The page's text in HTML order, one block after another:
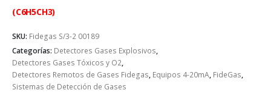
(C6H5CH3)
SKU: Fidegas S/3-2 00189
Categorías: Detectores Gases Explosivos,
Detectores Gases Tóxicos y O2,
Detectores Remotos de Gases Fidegas, Equipos 4-20mA, FideGas,
Sistemas de Detección de Gases